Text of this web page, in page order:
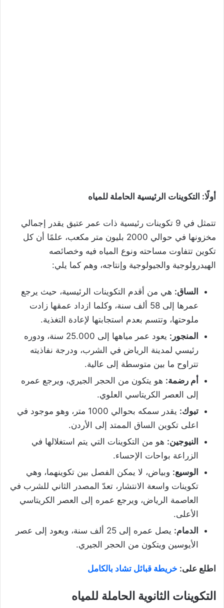
أولًا: التكوينات الرئيسية الحاملة للمياه
تتمثل في 9 تكوينات رئيسية ذات عمر عتيق يقدر إجمالي
مخزونها في حوالي 2000 بليون متر مكعب، علمًا أن كل
تكوين تتفاوت مساحته ونوع المياه فيه وخصائصه
الهيدرولوجية والجيولوجية وإنتاجه، وهم كما يلي:
الساق: هي من أقدم التكوينات الرئيسية، حيث يرجع
عمرها إلى 58 ألف سنة، وكلما ازداد عمقها زادت
ملوحتها، وتتسم بعدم استجابتها لإعادة التغذية.
المنجور:
يعود عمر مياهها إلى 25.000 سنة، ودوره
رئيسي لمدينة الرياض في الشرب، ودرجة نفاذيته
تتراوح ما بين متوسطة إلى عالية.
أم رضمة: هو يتكون من الحجر الجيري، ويرجع عمره
إلى العصر الكريتاسي العلوي.
تبوك:
يقدر سمكه بحوالي 1000 متر، وهو موجود في
اعلى تكوين الساق الممتد إلى الأردن.
النيوجين: هو من التكوينات التي يتم استغلالها في
الزراعة بواحات الإحساء.
الوسيع: وبياض، لا يمكن الفصل بين تكوينهما، وهي
تكوينات واسعة الانتشار، تعدّ المصدر الثاني للشرب في
العاصمة الرياض، ويرجع عمره إلى العصر الكريتاسي
الأعلى.
الدمام:
يصل عمره إلى 25 ألف سنة، ويعود إلى عصر
الأيوسين ويتكون من الحجر الجيري.
اطلع على: خريطة قبائل تشاد بالكامل
التكوينات الثانوية الحاملة للمياه